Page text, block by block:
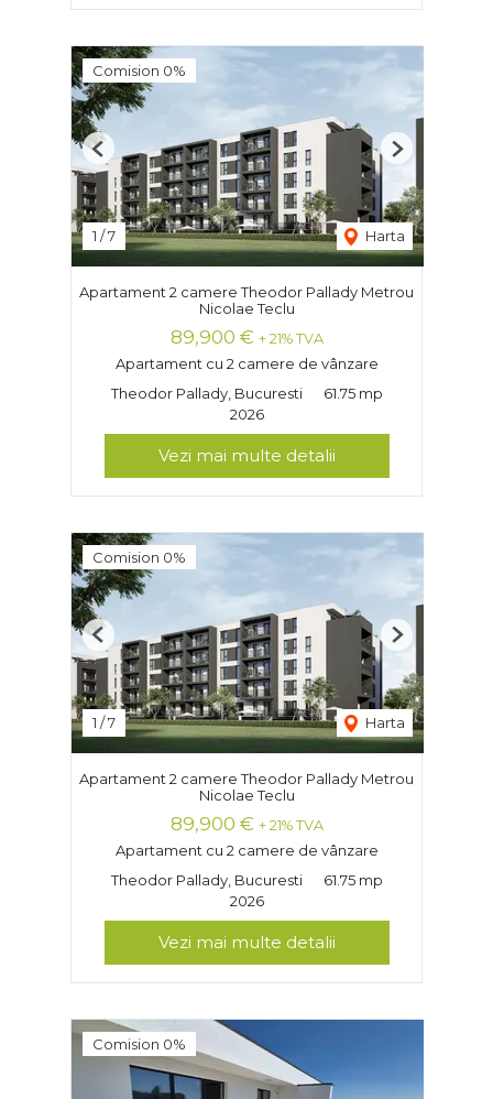
Comision 0%
1 /7 Harta
Previous Next
Apartament 2 camere Theodor Pallady Metrou
Nicolae Teclu
89,900 € + 21% TVA
Apartament cu 2 camere de vânzare
Theodor Pallady, Bucuresti
61.75 mp
2026
Vezi mai multe detalii
Comision 0%
1 /7 Harta
Previous Next
Apartament 2 camere Theodor Pallady Metrou
Nicolae Teclu
89,900 € + 21% TVA
Apartament cu 2 camere de vânzare
Theodor Pallady, Bucuresti
61.75 mp
2026
Vezi mai multe detalii
Comision 0%